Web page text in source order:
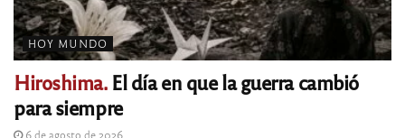
HOY MUNDO
Hiroshima.El día en que la guerra cambió
para siempre
6 de agosto de 2026